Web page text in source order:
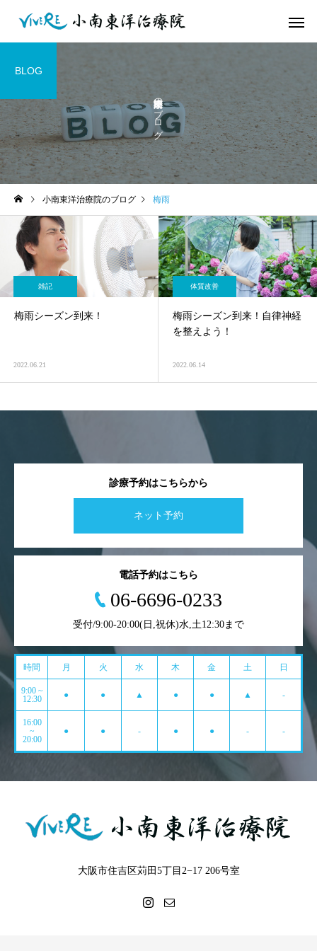
小南東洋治療院のブログ
BLOG
小南東洋治療院のブログ 梅雨
雑記
梅雨シーズン到来！
2022.06.21
体質改善
梅雨シーズン到来！自律神経
を整えよう！
2022.06.14
診療予約はこちらから
ネット予約
電話予約はこちら
06-6696-0233
受付/9:00-20:00(日,祝休)水,土12:30まで
時間 月 火 水 木 金 土 日
9:00 ~
12:30
● ● ▲ ● ● ▲ -
16:00
~
20:00
● ● - ● ● - -
大阪市住吉区苅田5丁目2−17 206号室